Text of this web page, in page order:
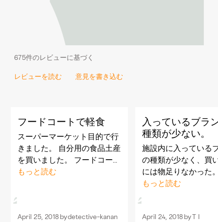
675件のレビューに基づく
レビューを読む 意見を書き込む
フードコートで軽食
スーパーマーケット目的で行
きました。 自分用の食品土産
を買いました。 フードコート
ではピザを食べましたが、薄
もっと読む
April 25, 2018bydetective-kanan
入っているブラ
種類が少ない。
施設内に入っている
の種類が少なく、買
には物足りなかった
もフードコートレベ
もっと読む
April 24, 2018byT I